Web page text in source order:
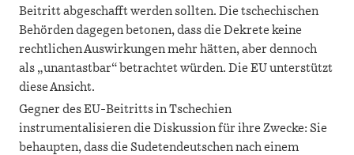
Beitritt abgeschafft werden sollten. Die tschechischen
Behörden dagegen betonen, dass die Dekrete keine
rechtlichen Auswirkungen mehr hätten, aber dennoch
als „unantastbar“ betrachtet würden. Die EU unterstützt
diese Ansicht.
Gegner des EU-Beitritts in Tschechien
instrumentalisieren die Diskussion für ihre Zwecke: Sie
behaupten, dass die Sudetendeutschen nach einem